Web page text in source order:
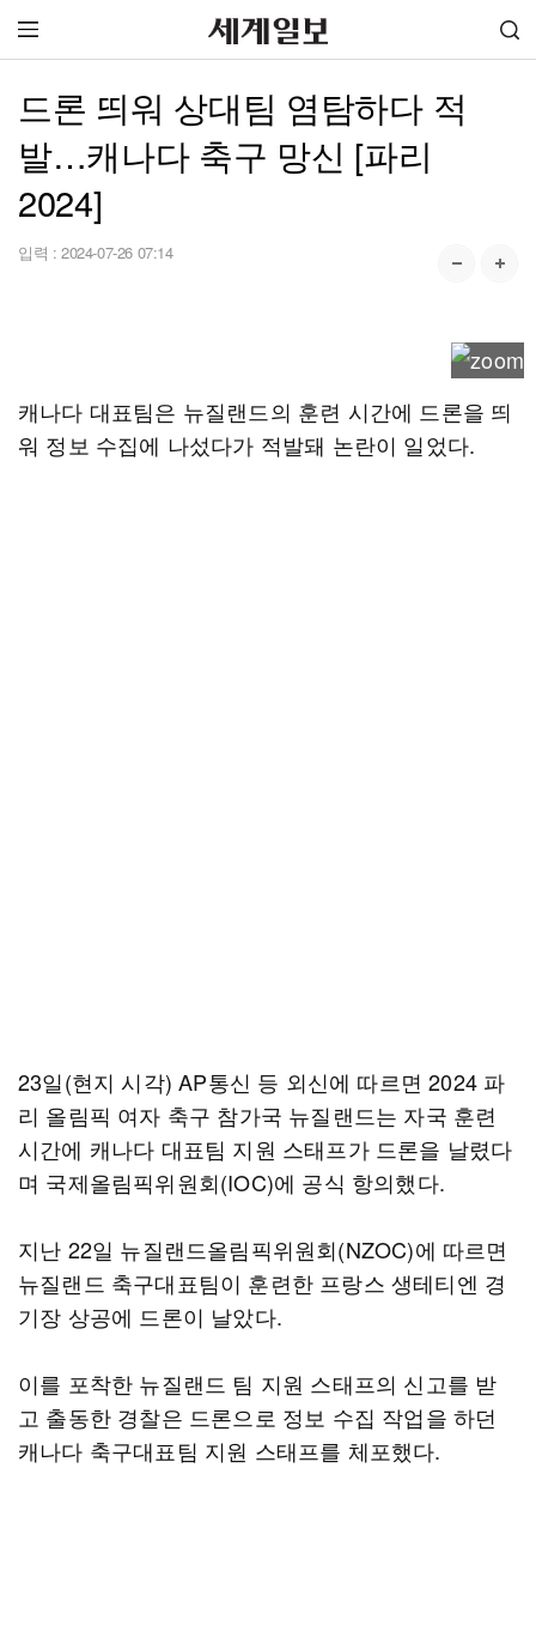
드론 띄워 상대팀 염탐하다 적
발…캐나다 축구 망신 [파리
2024]
입력 : 2024-07-26 07:14
캐나다 대표팀은 뉴질랜드의 훈련 시간에 드론을 띄
워 정보 수집에 나섰다가 적발돼 논란이 일었다.
23일(현지 시각) AP통신 등 외신에 따르면 2024 파
리 올림픽 여자 축구 참가국 뉴질랜드는 자국 훈련
시간에 캐나다 대표팀 지원 스태프가 드론을 날렸다
며 국제올림픽위원회(IOC)에 공식 항의했다.
지난 22일 뉴질랜드올림픽위원회(NZOC)에 따르면
뉴질랜드 축구대표팀이 훈련한 프랑스 생테티엔 경
기장 상공에 드론이 날았다.
이를 포착한 뉴질랜드 팀 지원 스태프의 신고를 받
고 출동한 경찰은 드론으로 정보 수집 작업을 하던
캐나다 축구대표팀 지원 스태프를 체포했다.